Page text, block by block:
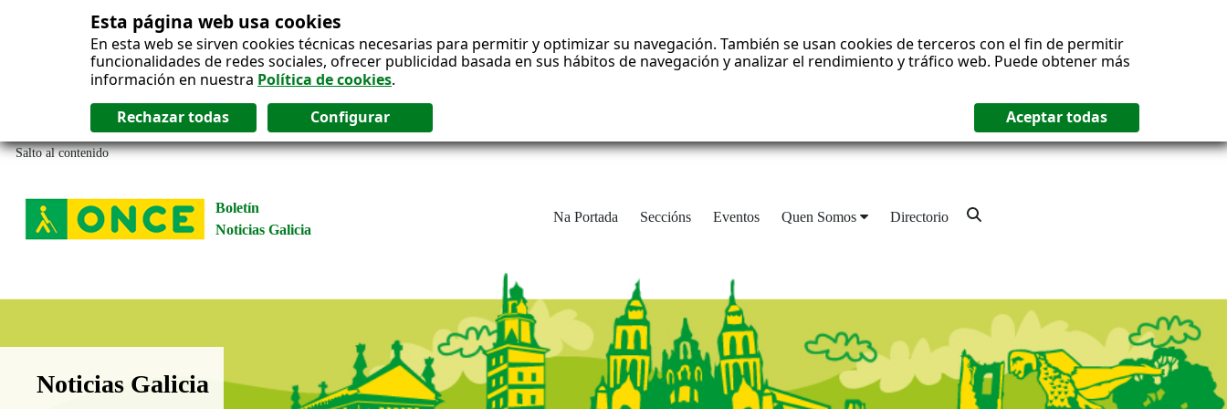
Esta página web usa cookies
En esta web se sirven cookies técnicas necesarias para permitir y optimizar su navegación. También se usan cookies de terceros con el fin de permitir
funcionalidades de redes sociales, ofrecer publicidad basada en sus hábitos de navegación y analizar el rendimiento y tráfico web. Puede obtener más
información en nuestra Política de cookies.
Salto al contenido
Boletín
Noticias Galicia
Na Portada Seccións Eventos Quen Somos Directorio
Boletín Noticias Galicia
Noticias Galicia